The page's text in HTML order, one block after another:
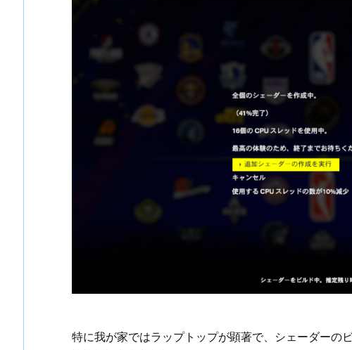
特に我が家ではラップトップが顕著で、シェーダーの